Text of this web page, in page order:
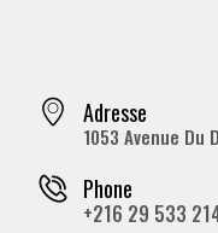
Adresse
1053 Avenue Du
Phone
+216 29 533